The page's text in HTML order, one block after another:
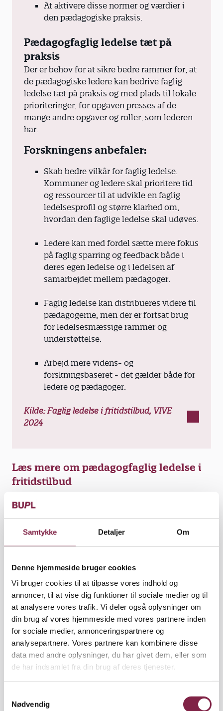
Samtykke Detaljer Om
Denne hjemmeside bruger cookies
Vi bruger cookies til at tilpasse vores indhold og
annoncer, til at vise dig funktioner til sociale medier og til
at analysere vores trafik. Vi deler også oplysninger om
din brug af vores hjemmeside med vores partnere inden
for sociale medier, annonceringspartnere og
analysepartnere. Vores partnere kan kombinere disse
data med andre oplysninger, du har givet dem, eller som
de har indsamlet fra din brug af deres tjenester.
Nødvendig
At aktivere disse normer og værdier i
den pædagogiske praksis.
Pædagogfaglig ledelse tæt på
praksis
Der er behov for at sikre bedre rammer for, at
de pædagogiske ledere kan bedrive faglig
ledelse tæt på praksis og med plads til lokale
prioriteringer, for opgaven presses af de
mange andre opgaver og roller, som lederen
har.
Forskningens anbefaler:
Skab bedre vilkår for faglig ledelse.
Kommuner og ledere skal prioritere tid
og ressourcer til at udvikle en faglig
ledelsesprofil og større klarhed om,
hvordan den faglige ledelse skal udøves.
Ledere kan med fordel sætte mere fokus
på faglig sparring og feedback både i
deres egen ledelse og i ledelsen af
samarbejdet mellem pædagoger.
Faglig ledelse kan distribueres videre til
pædagogerne, men der er fortsat brug
for ledelsesmæssige rammer og
understøttelse.
Arbejd mere videns- og
forskningsbaseret - det gælder både for
ledere og pædagoger.
Kilde: Faglig ledelse i fritidstilbud, VIVE
2024
Læs mere om pædagogfaglig ledelse i
fritidstilbud
Faglig ledelse - kvalitet i SFO og klub, Viden på
Styrk den pædagogfaglige ledelse
Læs Lederforeningens udspil til at styrke
pædagogfaglig ledelse
Strategisk faglig ledelse: Hold fast i
børneperspektivet
Man skal ikke alene mestre god faglig ledelse. Man